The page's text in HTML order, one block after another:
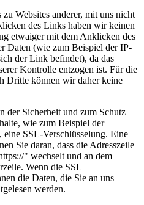
Websites anderer, mit uns nicht
des Links haben wir keinen
etwaiger mit dem Anklicken des
Daten (wie zum Beispiel der IP-
der Link befindet), da das
Kontrolle entzogen ist. Für die
Dritte können wir daher keine
der Sicherheit und zum Schutz
wie zum Beispiel der
eine SSL-Verschlüsselung. Eine
Sie daran, dass die Adresszeile
" wechselt und an dem
Wenn die SSL
die Daten, die Sie an uns
werden.